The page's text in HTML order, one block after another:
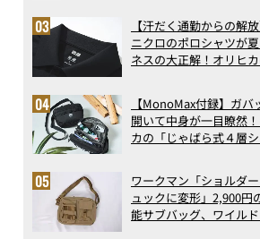
ト3】（2026年6月版）
【汗だく通勤からの解
ニクロのポロシャツが
ネスの大正解！オリヒ
アの実力
【MonoMax付録】ガバ
開いて中身が一目瞭然
カの「じゃばら式４層
った！
ワークマン「ショルダ
ュックに変形」2,900円
能サブバッグ、ワイル